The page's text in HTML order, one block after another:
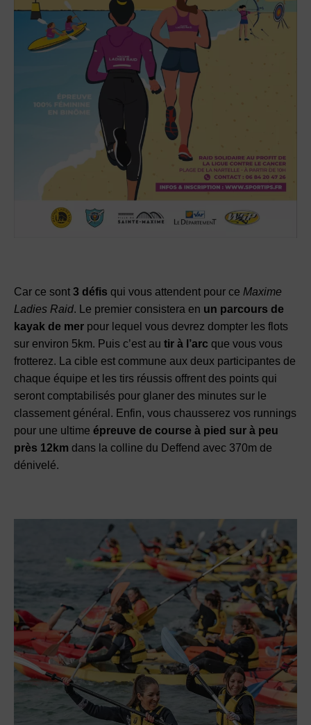
Car ce sont 3 défis qui vous attendent pour ce Maxime
Ladies Raid. Le premier consistera en un parcours de
kayak de mer pour lequel vous devrez dompter les flots
sur environ 5km. Puis c’est au tir à l’arc que vous vous
frotterez. La cible est commune aux deux participantes de
chaque équipe et les tirs réussis offrent des points qui
seront comptabilisés pour glaner des minutes sur le
classement général. Enfin, vous chausserez vos runnings
pour une ultime épreuve de course à pied sur à peu
près 12km dans la colline du Deffend avec 370m de
dénivelé.